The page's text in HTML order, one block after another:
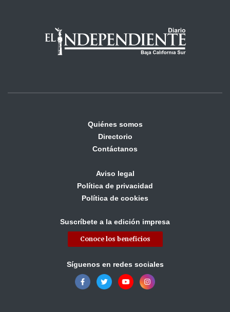
Quiénes somos
Directorio
Contáctanos
Aviso legal
Política de privacidad
Política de cookies
Suscríbete a la edición impresa
Conoce los beneficios
Síguenos en redes sociales